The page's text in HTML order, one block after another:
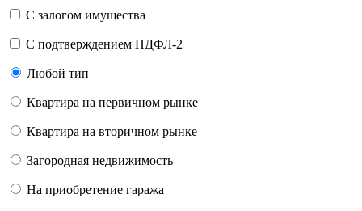
С залогом имущества
С подтверждением НДФЛ-2
Любой тип
Квартира на первичном рынке
Квартира на вторичном рынке
Загородная недвижимость
На приобретение гаража